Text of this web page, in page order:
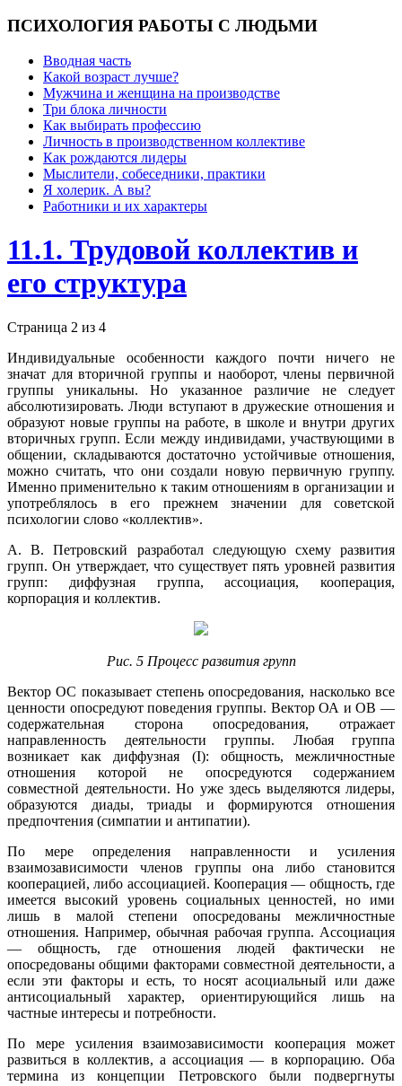
ПСИХОЛОГИЯ РАБОТЫ С ЛЮДЬМИ
Вводная часть
Какой возраст лучше?
Мужчина и женщина на производстве
Три блока личности
Как выбирать профессию
Личность в производственном коллективе
Как рождаются лидеры
Мыслители, собеседники, практики
Я холерик. А вы?
Работники и их характеры
11.1. Трудовой коллектив и
его структура
Страница 2 из 4
Индивидуальные особенности каждого почти ничего не
значат для вторичной группы и наоборот, члены первичной
группы уникальны. Но указанное различие не следует
абсолютизировать. Люди вступают в дружеские отношения и
образуют новые группы на работе, в школе и внутри других
вторичных групп. Если между индивидами, участвующими в
общении, складываются достаточно устойчивые отношения,
можно считать, что они создали новую первичную группу.
Именно применительно к таким отношениям в организации и
употреблялось в его прежнем значении для советской
психологии слово «коллектив».
А. В. Петровский разработал следующую схему развития
групп. Он утверждает, что существует пять уровней развития
групп: диффузная группа, ассоциация, кооперация,
корпорация и коллектив.
Рис. 5 Процесс развития групп
Вектор ОС показывает степень опосредования, насколько все
ценности опосредуют поведения группы. Вектор ОА и ОВ —
содержательная сторона опосредования, отражает
направленность деятельности группы. Любая группа
возникает как диффузная (I): общность, межличностные
отношения которой не опосредуются содержанием
совместной деятельности. Но уже здесь выделяются лидеры,
образуются диады, триады и формируются отношения
предпочтения (симпатии и антипатии).
По мере определения направленности и усиления
взаимозависимости членов группы она либо становится
кооперацией, либо ассоциацией. Кооперация — общность, где
имеется высокий уровень социальных ценностей, но ими
лишь в малой степени опосредованы межличностные
отношения. Например, обычная рабочая группа. Ассоциация
— общность, где отношения людей фактически не
опосредованы общими факторами совместной деятельности, а
если эти факторы и есть, то носят асоциальный или даже
антисоциальный характер, ориентирующийся лишь на
частные интересы и потребности.
По мере усиления взаимозависимости кооперация может
развиться в коллектив, а ассоциация — в корпорацию. Оба
термина из концепции Петровского были подвергнуты